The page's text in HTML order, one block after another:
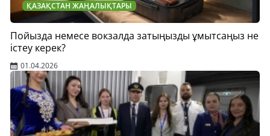
ҚАЗАҚСТАН ЖАҢАЛЫҚТАРЫ
Пойызда немесе вокзалда затыңызды ұмытсаңыз не
істеу керек?
01.04.2026